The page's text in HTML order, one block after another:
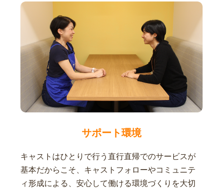
サポート環境
キャストはひとりで行う直行直帰でのサービスが
基本だからこそ、キャストフォローやコミュニテ
ィ形成による、安心して働ける環境づくりを大切